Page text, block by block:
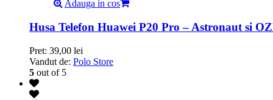
Adauga in cos
Husa Telefon Huawei P20 Pro – Astronaut si
Pret: 39,00 lei
Vandut de: Polo Store
5 out of 5